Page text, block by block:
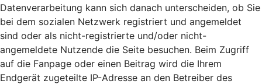
Datenverarbeitung kann sich danach unterscheiden, ob Sie
bei dem sozialen Netzwerk registriert und angemeldet
sind oder als nicht-registrierte und/oder nicht-
angemeldete Nutzende die Seite besuchen. Beim Zugriff
auf die Fanpage oder einen Beitrag wird die Ihrem
Endgerät zugeteilte IP-Adresse an den Betreiber des